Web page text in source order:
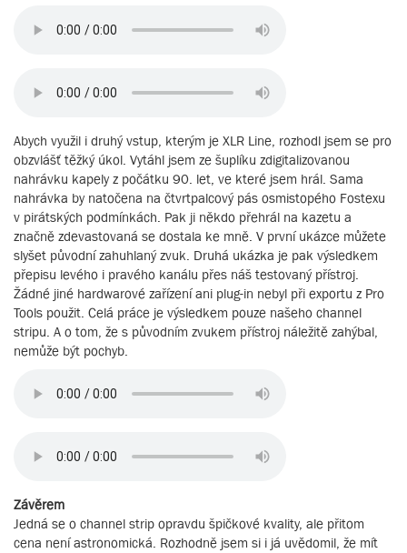
Abych využil i druhý vstup, kterým je XLR Line, rozhodl jsem se pro
obzvlášť těžký úkol. Vytáhl jsem ze šuplíku zdigitalizovanou
nahrávku kapely z počátku 90. let, ve které jsem hrál. Sama
nahrávka by natočena na čtvrtpalcový pás osmistopého Fostexu
v pirátských podmínkách. Pak ji někdo přehrál na kazetu a
značně zdevastovaná se dostala ke mně. V první ukázce můžete
slyšet původní zahuhlaný zvuk. Druhá ukázka je pak výsledkem
přepisu levého i pravého kanálu přes náš testovaný přístroj.
Žádné jiné hardwarové zařízení ani plug-in nebyl při exportu z Pro
Tools použit. Celá práce je výsledkem pouze našeho channel
stripu. A o tom, že s původním zvukem přístroj náležitě zahýbal,
nemůže být pochyb.
Závěrem
Jedná se o channel strip opravdu špičkové kvality, ale přitom
cena není astronomická. Rozhodně jsem si i já uvědomil, že mít